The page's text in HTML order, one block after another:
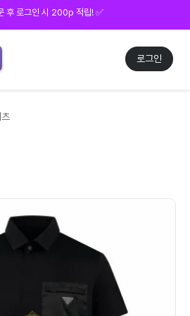
후 로그인 시 200p 적립! ✅
로그인